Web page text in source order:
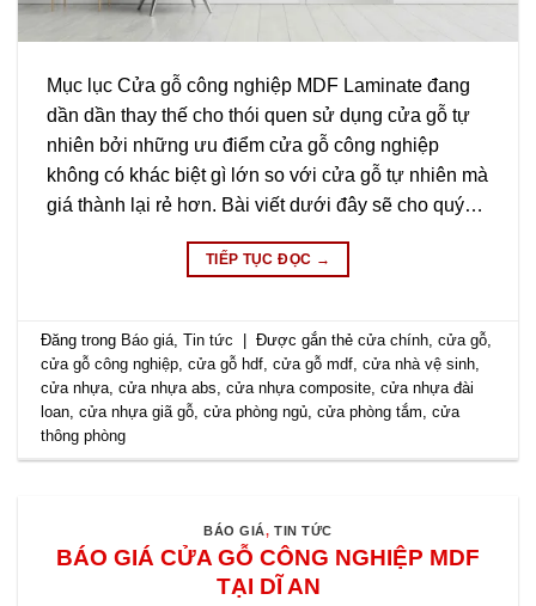
Mục lục Cửa gỗ công nghiệp MDF Laminate đang
dần dần thay thế cho thói quen sử dụng cửa gỗ tự
nhiên bởi những ưu điểm cửa gỗ công nghiệp
không có khác biệt gì lớn so với cửa gỗ tự nhiên mà
giá thành lại rẻ hơn. Bài viết dưới đây sẽ cho quý…
TIẾP TỤC ĐỌC →
Đăng trong Báo giá,Tin tức Được gắn thẻcửa chính,cửa gỗ,
cửa gỗ công nghiệp,cửa gỗ hdf,cửa gỗ mdf,cửa nhà vệ sinh,
cửa nhựa,cửa nhựa abs,cửa nhựa composite,cửa nhựa đài
loan,cửa nhựa giã gỗ,cửa phòng ngủ,cửa phòng tắm,cửa
thông phòng
BÁO GIÁ,TIN TỨC
BÁO GIÁ CỬA GỖ CÔNG NGHIỆP MDF
TẠI DĨ AN